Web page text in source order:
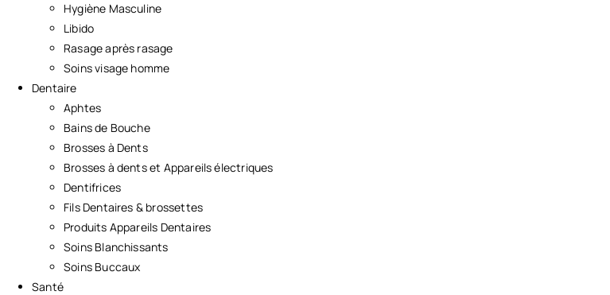
Hygiène Masculine
Libido
Rasage après rasage
Soins visage homme
Dentaire
Aphtes
Bains de Bouche
Brosses à Dents
Brosses à dents et Appareils électriques
Dentifrices
Fils Dentaires & brossettes
Produits Appareils Dentaires
Soins Blanchissants
Soins Buccaux
Santé